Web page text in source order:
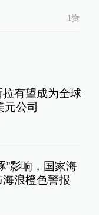
1赞
有望成为全球
元公司
”影响，国家海
浪橙色警报